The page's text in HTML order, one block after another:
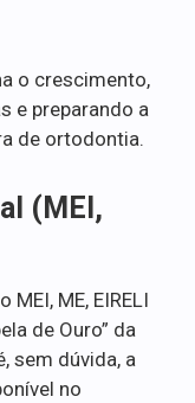
o crescimento,
e preparando a
de ortodontia.
(MEI,
ME, EIRELI
de Ouro” da
sem dúvida, a
no